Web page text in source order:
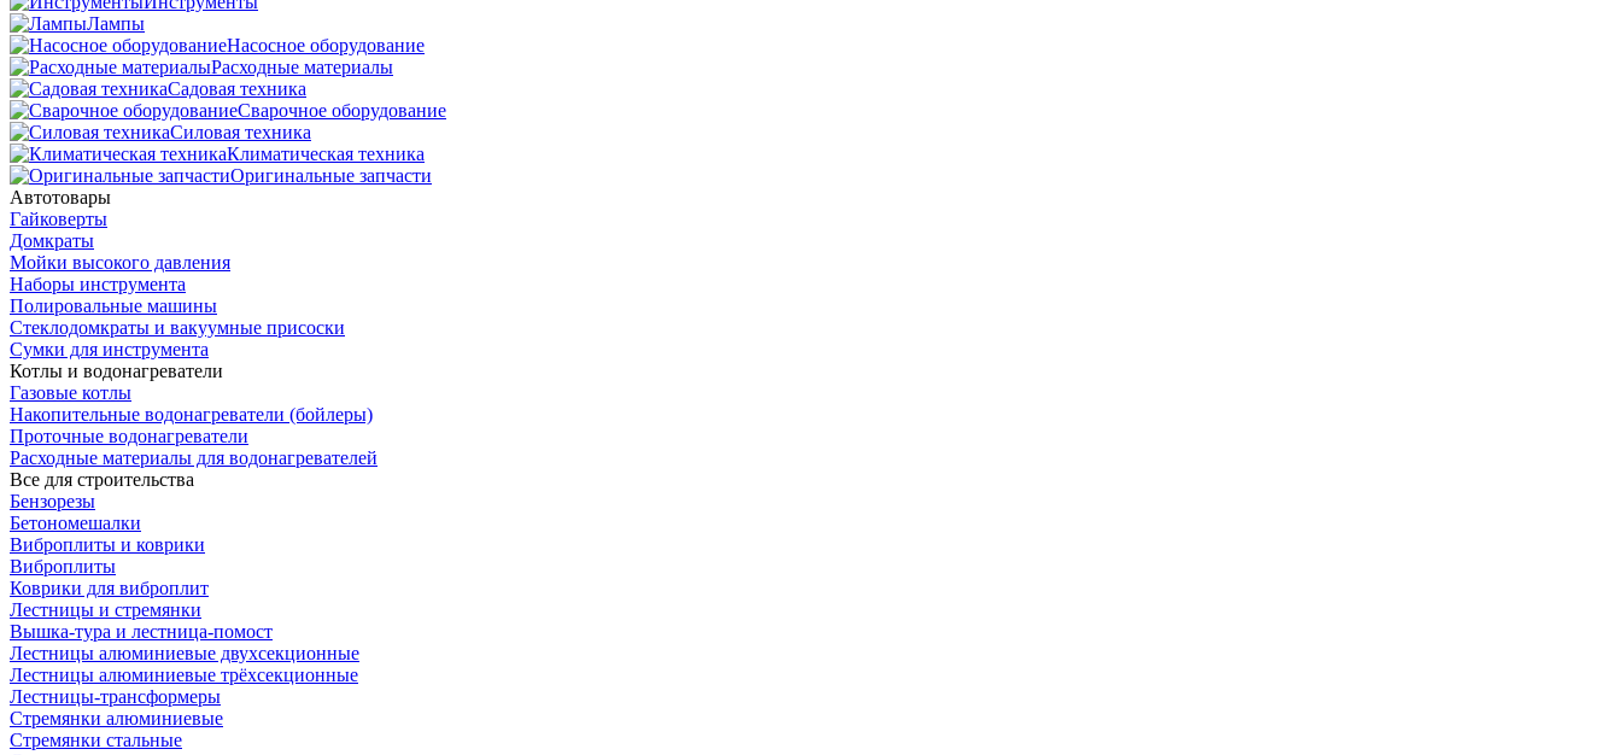
Лампы
Насосное оборудование
Расходные материалы
Садовая техника
Сварочное оборудование
Силовая техника
Климатическая техника
Оригинальные запчасти
Автотовары
Гайковерты
Домкраты
Мойки высокого давления
Наборы инструмента
Полировальные машины
Стеклодомкраты и вакуумные присоски
Сумки для инструмента
Котлы и водонагреватели
Газовые котлы
Накопительные водонагреватели (бойлеры)
Проточные водонагреватели
Расходные материалы для водонагревателей
Все для строительства
Бензорезы
Бетономешалки
Виброплиты и коврики
Виброплиты
Коврики для виброплит
Лестницы и стремянки
Вышка-тура и лестница-помост
Лестницы алюминиевые двухсекционные
Лестницы алюминиевые трёхсекционные
Лестницы-трансформеры
Стремянки алюминиевые
Стремянки стальные